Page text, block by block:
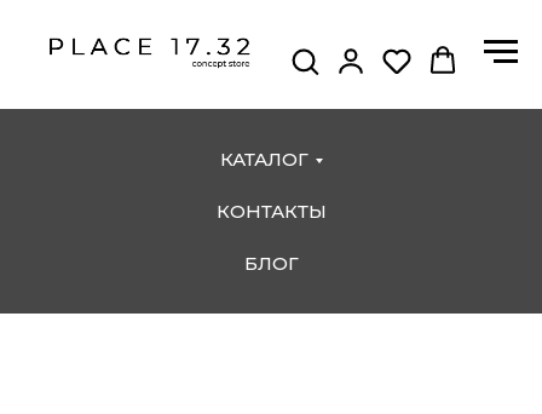
КАТАЛОГ
КОНТАКТЫ
БЛОГ